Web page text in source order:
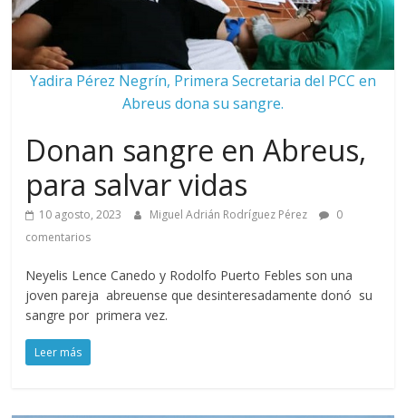
Yadira Pérez Negrín, Primera Secretaria del PCC en
Abreus dona su sangre.
Donan sangre en Abreus,
para salvar vidas
10 agosto, 2023 Miguel Adrián Rodríguez Pérez
0
comentarios
Neyelis Lence Canedo y Rodolfo Puerto Febles son una
joven pareja abreuense que desinteresadamente donó su
sangre por primera vez.
Leer más